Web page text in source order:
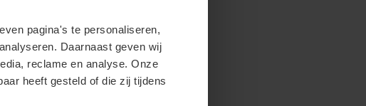
pagina's te personaliseren,
Daarnaast geven wij
reclame en analyse. Onze
heeft gesteld of die zij tijdens